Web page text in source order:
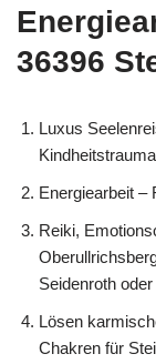
36396
Luxus
Energiearbeit –
Reiki,
Seidenroth
Lösen
Chakren für